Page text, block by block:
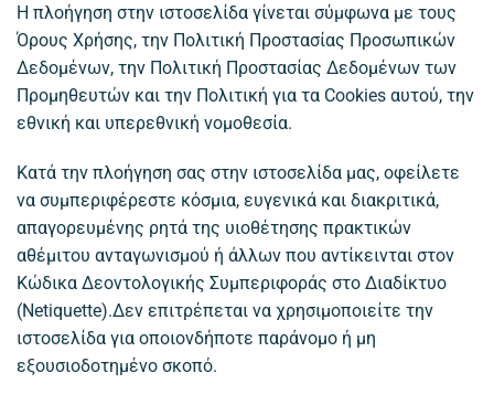
Η πλοήγηση στην ιστοσελίδα γίνεται σύμφωνα με τους
Όρους Χρήσης, την Πολιτική Προστασίας Προσωπικών
Δεδομένων, την Πολιτική Προστασίας Δεδομένων των
Προμηθευτών και την Πολιτική για τα Cookies αυτού, την
εθνική και υπερεθνική νομοθεσία.
Κατά την πλοήγηση σας στην ιστοσελίδα μας, οφείλετε
να συμπεριφέρεστε κόσμια, ευγενικά και διακριτικά,
απαγορευμένης ρητά της υιοθέτησης πρακτικών
αθέμιτου ανταγωνισμού ή άλλων που αντίκεινται στον
Κώδικα Δεοντολογικής Συμπεριφοράς στο Διαδίκτυο
(Νetiquette).Δεν επιτρέπεται να χρησιμοποιείτε την
ιστοσελίδα για οποιονδήποτε παράνομο ή μη
εξουσιοδοτημένο σκοπό.